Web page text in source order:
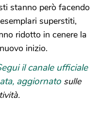
stanno però facendo
superstiti,
ridotto in cenere la
inizio.
il canale ufficiale
aggiornato sulle